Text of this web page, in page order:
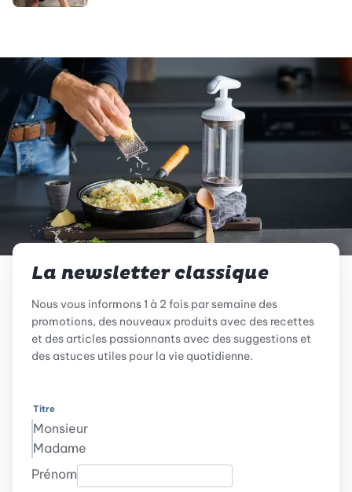
La newsletter classique
Nous vous informons 1 à 2 fois par semaine des
promotions, des nouveaux produits avec des recettes
et des articles passionnants avec des suggestions et
des astuces utiles pour la vie quotidienne.
Titre
Monsieur
Madame
Prénom